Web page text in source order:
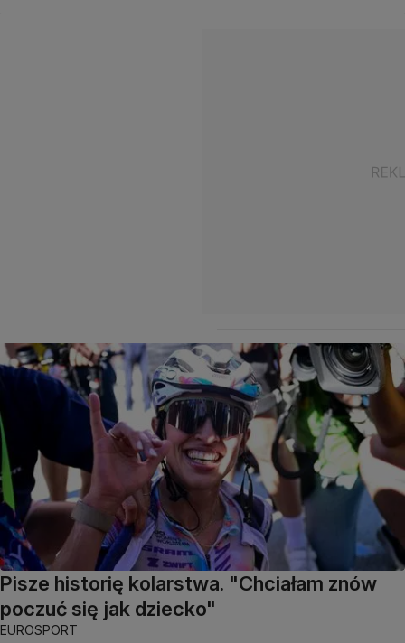
Pisze historię kolarstwa. "Chciałam znów
poczuć się jak dziecko"
EUROSPORT